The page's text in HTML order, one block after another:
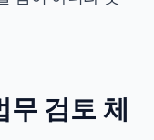
무 검토 체